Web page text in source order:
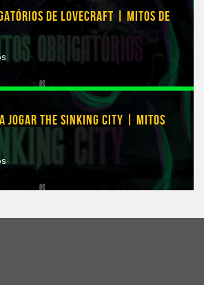
DE LOVECRAFT | MITOS DE
JOGAR THE SINKING CITY | MITOS